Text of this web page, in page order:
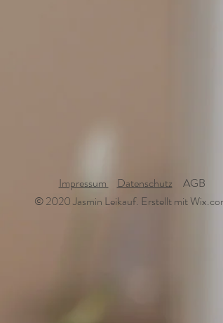
Impressum Datenschutz
AGB
© 2020 Jasmin Leikauf. Erstellt mit